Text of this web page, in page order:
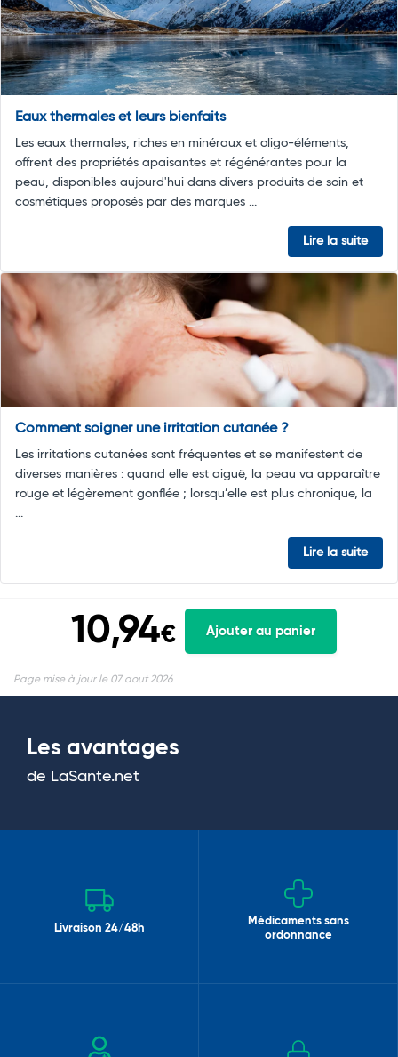
Eaux thermales et leurs bienfaits
Les eaux thermales, riches en minéraux et oligo-éléments,
offrent des propriétés apaisantes et régénérantes pour la
peau, disponibles aujourd'hui dans divers produits de soin et
cosmétiques proposés par des marques ...
Lire la suite
Comment soigner une irritation cutanée ?
Les irritations cutanées sont fréquentes et se manifestent de
diverses manières : quand elle est aiguë, la peau va apparaître
rouge et légèrement gonflée ; lorsqu’elle est plus chronique, la
...
Lire la suite
10,94€ Ajouter au panier
Page mise à jour le 07 aout 2026
Les avantages
de LaSante.net
Livraison 24/48h
Médicaments sans
ordonnance